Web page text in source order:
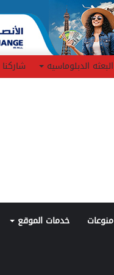
البعثه الدبلوماسيه شاركنا
منوعات خدمات الموقع